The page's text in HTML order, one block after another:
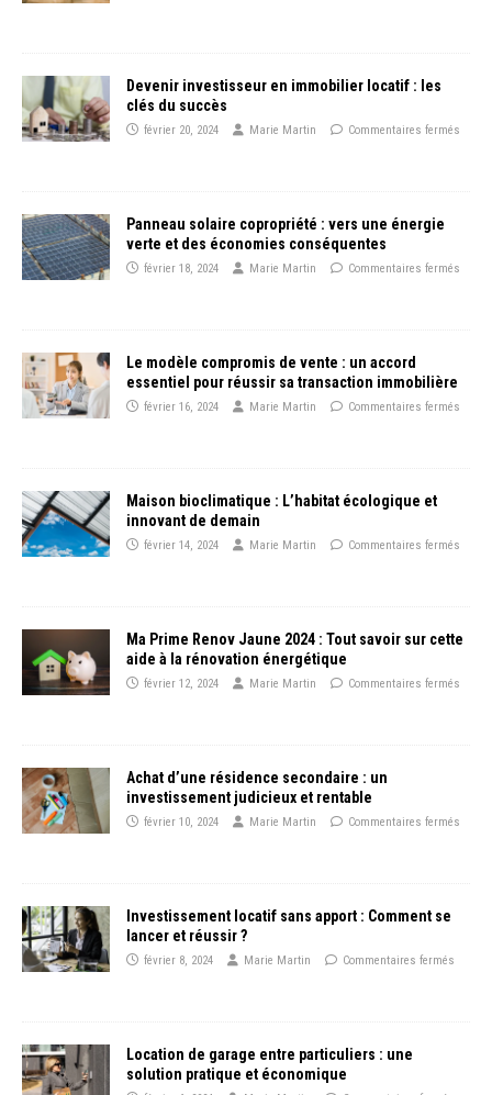
Devenir investisseur en immobilier locatif : les
clés du succès
février 20, 2024 Marie Martin Commentaires fermés
Panneau solaire copropriété : vers une énergie
verte et des économies conséquentes
février 18, 2024 Marie Martin Commentaires fermés
Le modèle compromis de vente : un accord
essentiel pour réussir sa transaction immobilière
février 16, 2024 Marie Martin Commentaires fermés
Maison bioclimatique : L’habitat écologique et
innovant de demain
février 14, 2024 Marie Martin Commentaires fermés
Ma Prime Renov Jaune 2024 : Tout savoir sur cette
aide à la rénovation énergétique
février 12, 2024 Marie Martin Commentaires fermés
Achat d’une résidence secondaire : un
investissement judicieux et rentable
février 10, 2024 Marie Martin Commentaires fermés
Investissement locatif sans apport : Comment se
lancer et réussir ?
février 8, 2024 Marie Martin Commentaires fermés
Location de garage entre particuliers : une
solution pratique et économique